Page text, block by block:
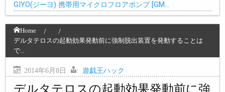
GIYO(ジーヨ) 携帯用マイクロフロアポンプ [GM…
Home
デルタテロスの起動効果発動前に強制脱出装置を発動することは
で…
2014年6月8日 : 遊戯王ハック